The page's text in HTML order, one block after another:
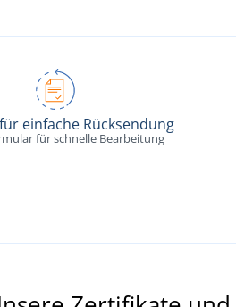
einfache Rücksendung
für schnelle Bearbeitung